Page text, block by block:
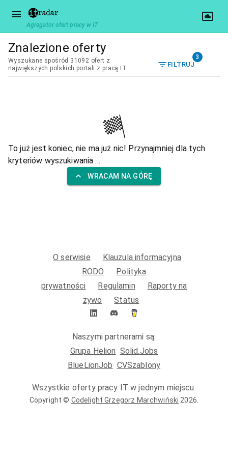
Agregator ofert pracy w IT
Znalezione oferty
Wyszukane spośród 31092 ofert z
największych polskich portali z pracą IT
FILTRUJ
3
To już jest koniec, nie ma już nic! Przynajmniej dla tych
kryteriów wyszukiwania ...
WRACAM NA GÓRĘ
O serwisie
Klauzula informacyjna
RODO
Polityka
prywatności
Regulamin
Raporty na
żywo
Status
Naszymi partnerami są:
Grupa Helion Solid.Jobs
BlueLionJob CVSzablony
Wszystkie oferty pracy IT w jednym miejscu.
Copyright © Codelight Grzegorz Marchwiński 2026